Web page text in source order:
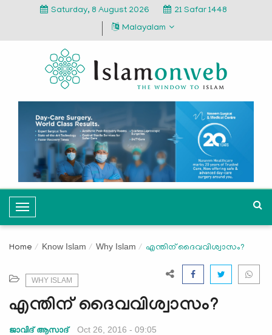
Saturday, 8 August 2026
21 Safar 1448
Malayalam
T
o
g
N
a
v
Home Know Islam Why Islam എന്തിന് ദൈവവിശ്വാസം?
WHY ISLAM
എന്തിന് ദൈവവിശ്വാസം?
ജാവിദ്‌ ആസാദ്‌ Oct 26, 2016 - 09:05